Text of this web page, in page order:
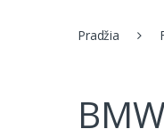
Pradžia